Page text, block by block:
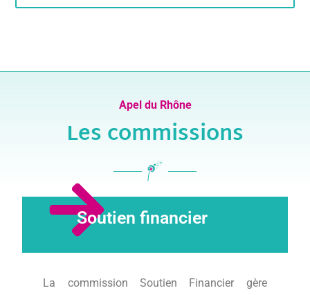
Apel du Rhône
Les commissions
Soutien financier
La commission Soutien Financier gère